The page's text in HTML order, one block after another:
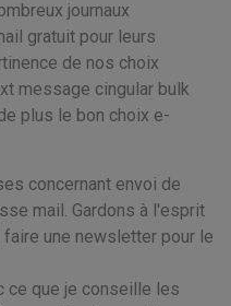
journaux
gratuit pour leurs
de nos choix
message cingular bulk
plus le bon choix e-
concernant envoi de
mail. Gardons à l'esprit
une newsletter pour le
ce que je conseille les